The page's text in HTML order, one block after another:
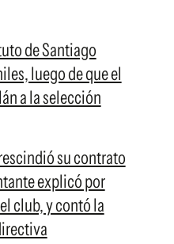
de Santiago
luego de que el
a la selección
su contrato
explicó por
club, y contó la